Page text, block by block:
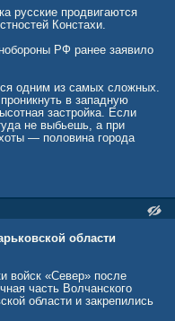
русские продвигаются
Констахи.
РФ ранее заявило
одним из самых сложных.
в западную
застройка. Если
не выбьешь, а при
— половина города
проскочить частный
не могут провести
и Ильиновку, чтобы
они.
пропаганда о цифрах
ВС РФ никого не
области
войск «Север» после
часть Волчанского
области и закрепились